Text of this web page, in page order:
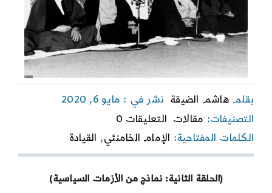
بقلم هاشم الضيقة نشر في : مايو 6, 2020
التصنيفات: مقالات التعليقات 0
القيادي
للإمام
في
الكلمات المفتاحية: الإمام الخامنئي, القيادة
(الحلقة الثانية: نماذج من الأزمات السياسية)